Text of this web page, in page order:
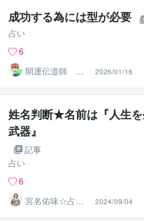
成功する為には型が必要
占い
6
開運伝道師 HE
RO
2026/01/16
姓名判断★名前は『人生
武器』
記事
占い
6
宮名佑味☆占い
鑑定士
2024/09/04